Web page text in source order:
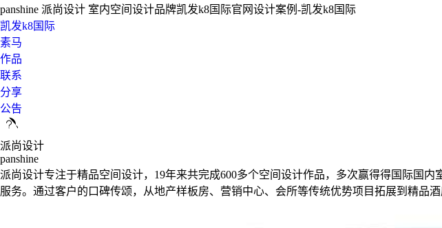
panshine 派尚设计 室内空间设计品牌凯发k8国际官网设计案例-凯发k8国际
凯发k8国际
素马
作品
联系
分享
公告
派尚设计
panshine
派尚设计专注于精品空间设计，19年来共完成600多个空间设计作品，多次赢得得国际国
服务。通过客户的口碑传颂，从地产样板房、营销中心、会所等传统优势项目拓展到精品